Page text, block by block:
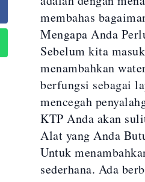
membahas
Mengapa Anda
Sebelum kita
menambahkan
berfungsi sebagai
mencegah
KTP Anda akan
Alat yang Anda
Untuk
sederhana. Ada